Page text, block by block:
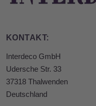
KONTAKT:
Interdeco GmbH
Udersche Str. 33
37318 Thalwenden
Deutschland